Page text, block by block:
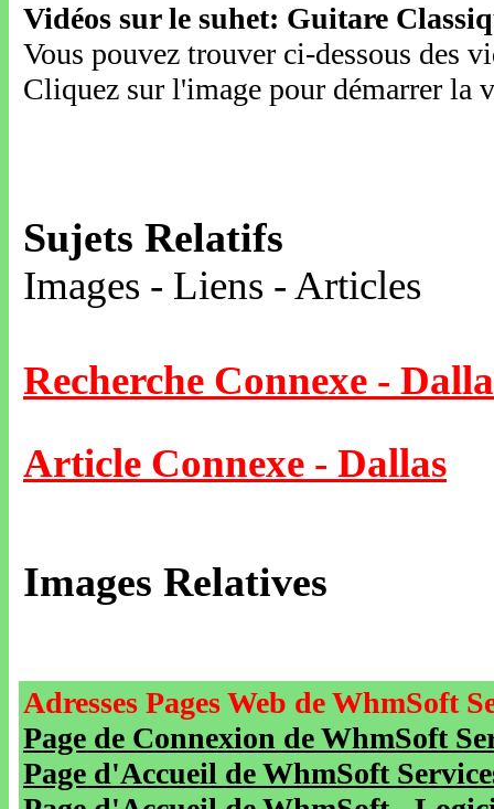
Vidéos sur le suhet: Guitare
Vous pouvez trouver ci-dessous des
Cliquez sur l'image pour démarrer la
Sujets Relatifs
Images - Liens - Articles
Recherche Connexe -
Article Connexe - Dallas
Images Relatives
Adresses Pages Web de WhmSoft
Page de Connexion de WhmSoft
Page d'Accueil de WhmSoft